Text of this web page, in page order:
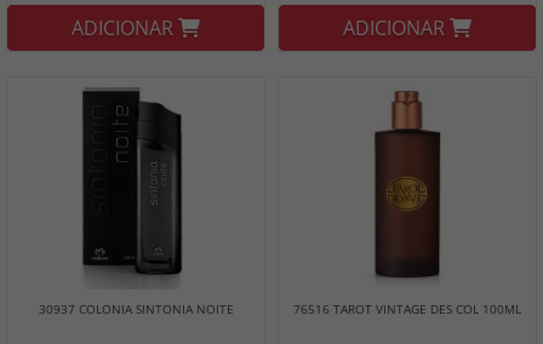
ADICIONAR
ADICIONAR
30937 COLONIA SINTONIA NOITE 76516 TAROT VINTAGE DES COL 100ML